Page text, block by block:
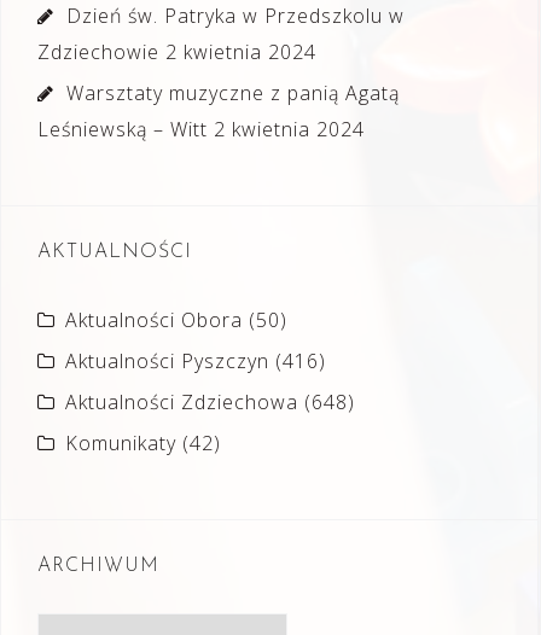
Dzień św. Patryka w Przedszkolu w
Zdziechowie 2 kwietnia 2024
Warsztaty muzyczne z panią Agatą
Leśniewską – Witt 2 kwietnia 2024
AKTUALNOŚCI
Aktualności Obora (50)
Aktualności Pyszczyn (416)
Aktualności Zdziechowa (648)
Komunikaty (42)
ARCHIWUM